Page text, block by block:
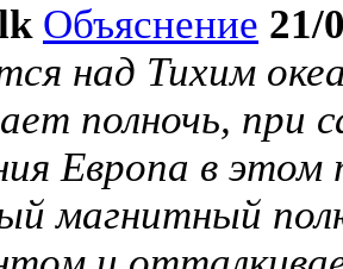
Объяснение 21/
над Тихим
полночь, при
Европа в
магнитный